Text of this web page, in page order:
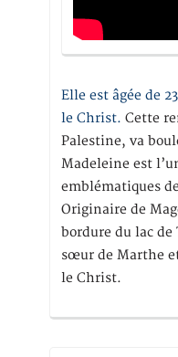
Elle est âgée de
le Christ. Cette
Palestine, va
Madeleine est
emblématiques
Originaire de
bordure du lac
sœur de Marthe
le Christ.